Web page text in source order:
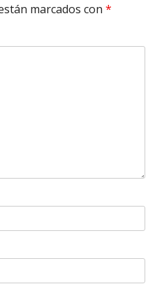
marcados con *